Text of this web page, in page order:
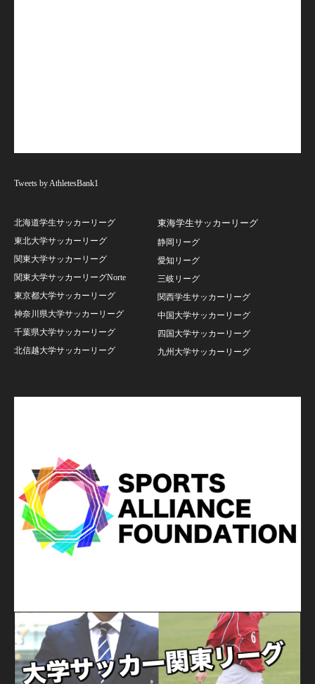
Tweets by AthletesBank1
北海道学生サッカーリーグ
東北大学サッカーリーグ
関東大学サッカーリーグ
関東大学サッカーリーグNorte
東京都大学サッカーリーグ
神奈川県大学サッカーリーグ
千葉県大学サッカーリーグ
北信越大学サッカーリーグ
東海学生サッカーリーグ
静岡リーグ
愛知リーグ
三岐リーグ
関西学生サッカーリーグ
中国大学サッカーリーグ
四国大学サッカーリーグ
九州大学サッカーリーグ